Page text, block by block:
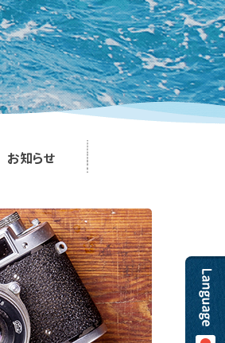
お知らせ